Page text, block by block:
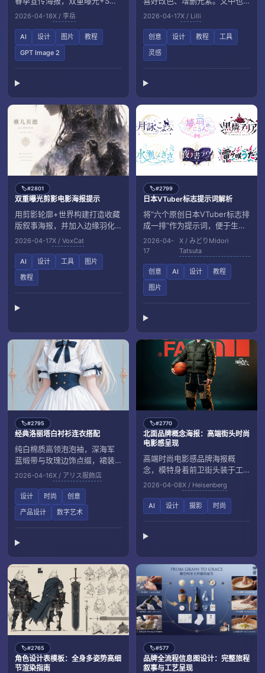
构图，丝带幻化山河。
2026-04-18X / 李岳
AI 设计 图片
教程
GPT Image 2
提供男角色佩戴的提示与技
2026-04-17X / Lilli
创意 设计 教程
工具
灵感
🏷️#2801
双重曝光剪影电影海报提示
用剪影轮廓+世界构建打造收藏
版叙事海报，并加入边缘羽化
与纸纹质感。
2026-04-17X / VoxCat
AI 设计 工具
图片
教程
🏷️#2799
日本VTuber标志提示词解析
将“六个原创日本VTuber标志排
成一排”作为提示词，便于生成
成组Logo风格效果。
2026-04-
17
X / みどりMidori
Tatsuta
创意 AI 设计
教程
图片
🏷️#2795
经典洛丽塔白衬衫连衣搭配
纯白棉质高领泡泡袖，深海军
蓝缎带与玫瑰边饰点缀，裙装
层次优雅。
2026-04-16X / アリス服飾店
设计 时尚
创意
产品设计
数字艺术
🏷️#2770
北面品牌概念海报：高端街头时尚
电影感呈现
高端时尚电影感品牌海报概
念，模特身着前卫街头装于工
作室展示，手握橙色篮球。背
景以巨大北面标志为焦点，青
绿调光与暖边光营造强烈对比
和胶片颗粒感。
2026-04-08X / Heisenberg
AI 设计 摄影 时尚
🏷️#2765
角色设计表模板：全身多姿势高细
节渲染指南
🏷️#577
品牌全流程信息图设计：完整旅程
叙事与工艺呈现